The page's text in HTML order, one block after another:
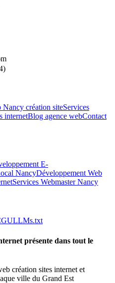
Nancy création siteServices
internetBlog agence webContact
E-
NancyDéveloppement Web
Services Webmaster Nancy
LLMs.txt
présente dans tout le
création sites internet et
ville du Grand Est